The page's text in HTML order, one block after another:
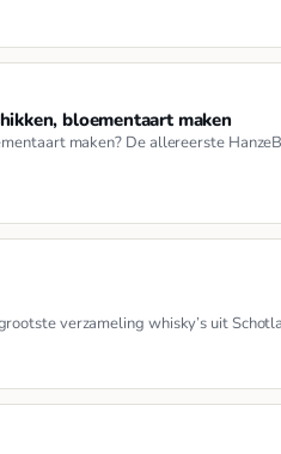
bloementaart maken
maken? De allereerste
verzameling whisky’s uit